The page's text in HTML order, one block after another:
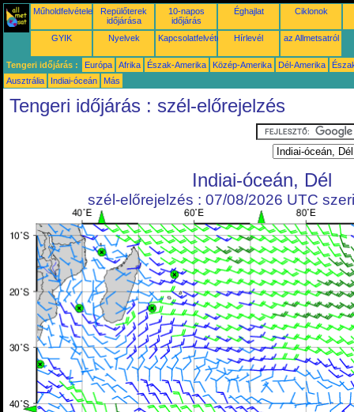
Műholdfelvételek
Repülőterek
időjárása
10-napos
időjárás
Éghajlat Ciklonok
GYIK Nyelvek Kapcsolatfelvétel Hírlevél az Allmetsatról
Tengeri időjárás : Európa Afrika Észak-Amerika Közép-Amerika Dél-Amerika
Ausztrália
Indiai-óceán Más
Tengeri időjárás : szél-előrejelzés
Indiai-óceán, Dél
szél-előrejelzés : 07/08/2026 UTC